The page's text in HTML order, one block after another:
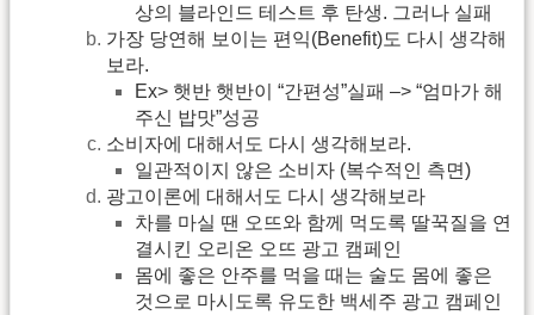
상의 블라인드 테스트 후 탄생. 그러나 실패
가장 당연해 보이는 편익(Benefit)도 다시 생각해
보라.
Ex> 햇반 햇반이 “간편성”실패 –> “엄마가 해
주신 밥맛”성공
소비자에 대해서도 다시 생각해보라.
일관적이지 않은 소비자 (복수적인 측면)
광고이론에 대해서도 다시 생각해보라
차를 마실 땐 오뜨와 함께 먹도록 딸꾹질을 연
결시킨 오리온 오뜨 광고 캠페인
몸에 좋은 안주를 먹을 때는 술도 몸에 좋은
것으로 마시도록 유도한 백세주 광고 캠페인